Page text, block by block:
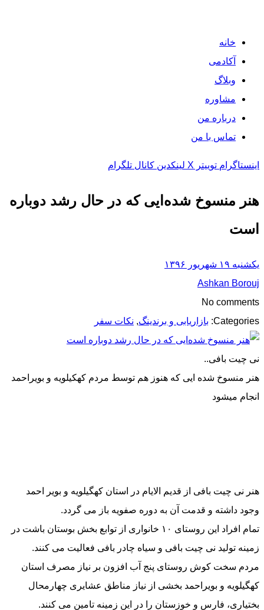
خانه
آکادمی
وبلاگ
مشاوره
درباره من
تماس با من
اینستاگرام توییتر X لینکدین کانال تلگرام
هنر منسوخ شده‌ایی که در حال رشد دوباره
است
یکشنبه ۱۹ شهریور ۱۳۹۶
Ashkan Borouj
No comments
Categories: بازاریابی و برندینگ, نکات سفر
نی چیت بافی..
هنر منسوخ شده ایی که هنوز هم توسط مردم کهکیلویه و بویراحمد
انجام میشود
هنر نی چیت بافی از قدیم الایام در استان کهگیلویه و بویر احمد
وجود داشته و قدمت آن به دوره صفویه باز می گردد.
تمام افراد این روستای ۱۰ خانواری از توابع بخش بوستان باشت در
زمینه تولید نی چیت بافی و سیاه چادر بافی فعالیت می کنند.
مردم سخت کوش روستای پنج آب افزون بر نیاز مصرف استان
کهگیلویه و بویراحمد بخشی از نیاز مناطق عشایری چهارمحال
بختیاری، فارس و خوزستان را در این زمینه تامین می کنند.